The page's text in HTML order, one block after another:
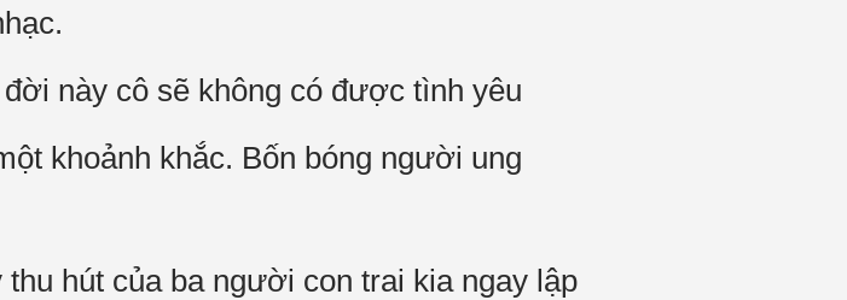
này cô sẽ không có được tình yêu
khoảnh khắc. Bốn bóng người ung
hút của ba người con trai kia ngay lập